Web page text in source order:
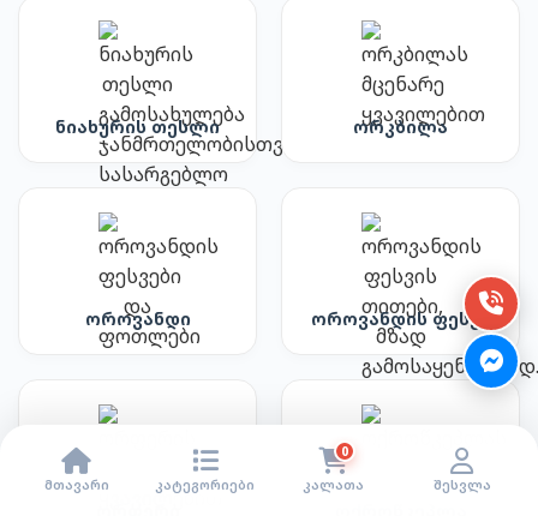
ნიახურის თესლი ორკბილა
ოროვანდი ოროვანდის ფესვი
მთავარი კატეგორიები
0
კალათა შესვლა